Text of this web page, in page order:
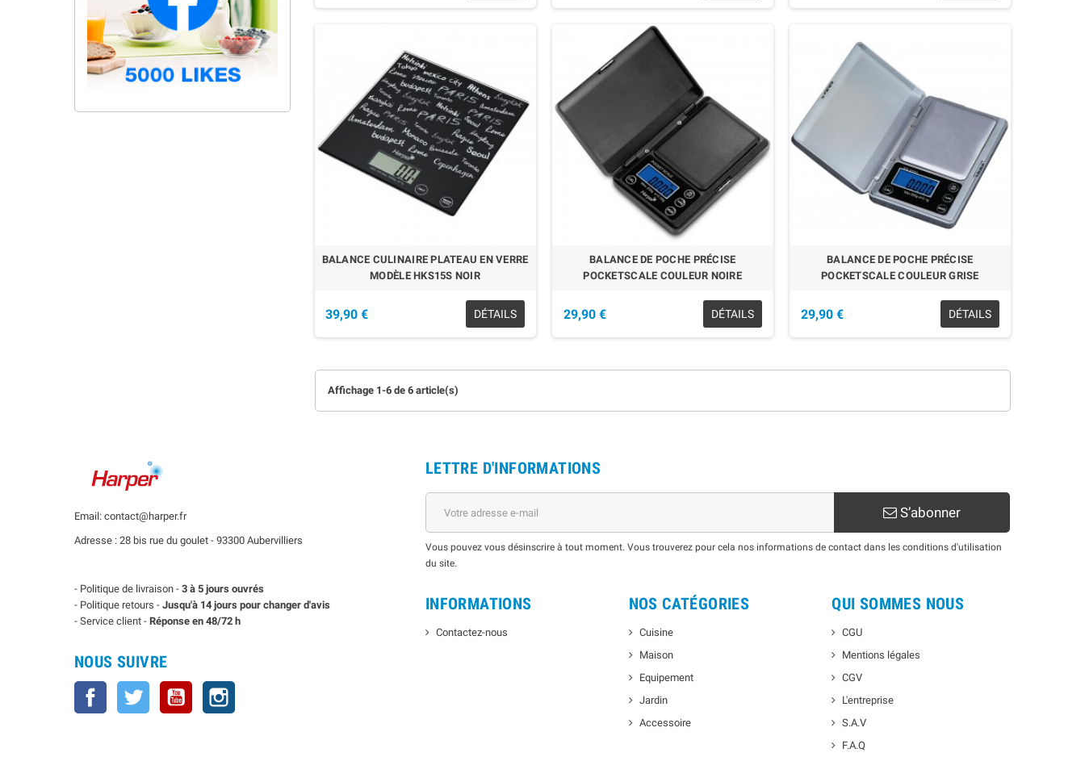
BALANCE CULINAIRE PLATEAU EN VERRE
MODÈLE HKS15S NOIR
39,90 € DÉTAILS
BALANCE DE POCHE PRÉCISE
POCKETSCALE COULEUR NOIRE
29,90 € DÉTAILS
BALANCE DE POCHE PRÉCISE
POCKETSCALE COULEUR GRISE
29,90 € DÉTAILS
Affichage 1-6 de 6 article(s)
Email: contact@harper.fr
Adresse : 28 bis rue du goulet - 93300 Aubervilliers
- Politique de livraison - 3 à 5 jours ouvrés
- Politique retours - Jusqu'à 14 jours pour changer d'avis
- Service client - Réponse en 48/72 h
NOUS SUIVRE
Facebook Twitter YouTube
LETTRE D'INFORMATIONS
S’abonner
Vous pouvez vous désinscrire à tout moment. Vous trouverez pour cela nos informations de contact dans les conditions d'utilisation
du site.
INFORMATIONS
Contactez-nous
NOS CATÉGORIES
Cuisine
Maison
Equipement
Jardin
Accessoire
QUI SOMMES NOUS
CGU
Mentions légales
CGV
L'entreprise
S.A.V
F.A.Q